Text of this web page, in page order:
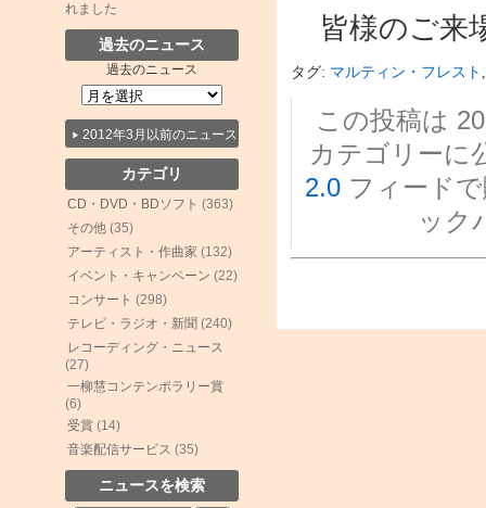
れました
過去のニュース
過去のニュース
2012年3月以前のニュース
カテゴリ
CD・DVD・BDソフト (363)
その他 (35)
アーティスト・作曲家 (132)
イベント・キャンペーン (22)
コンサート (298)
テレビ・ラジオ・新聞 (240)
レコーディング・ニュース
(27)
一柳慧コンテンポラリー賞
(6)
受賞 (14)
音楽配信サービス (35)
ニュースを検索
皆様のご来
タグ: マルティン・フレスト
この投稿は
カテゴリーに
2.0フィードで
ック